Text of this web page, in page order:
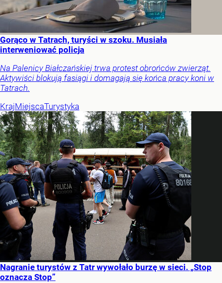
Gorąco w Tatrach, turyści w szoku. Musiała
interweniować policja
Na Palenicy Białczańskiej trwa protest obrońców zwierząt.
Aktywiści blokują fasiągi i domagają się końca pracy koni w
Tatrach.
KrajMiejscaTurystyka
Nagranie turystów z Tatr wywołało burzę w sieci. „Stop
oznacza Stop”